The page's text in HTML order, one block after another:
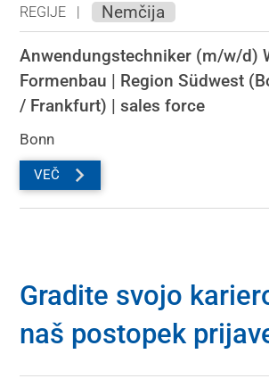
REGIJE | Nemčija
Anwendungstechniker (m/w/d)
Formenbau | Region Südwest
/ Frankfurt)
sales force
Bonn
VEČ
Gradite svojo
naš postopek